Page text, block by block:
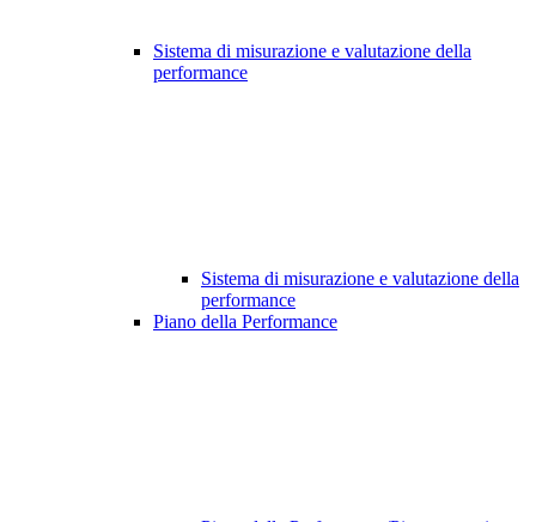
Sistema di misurazione e valutazione della
performance
Sistema di misurazione e valutazione della
performance
Piano della Performance